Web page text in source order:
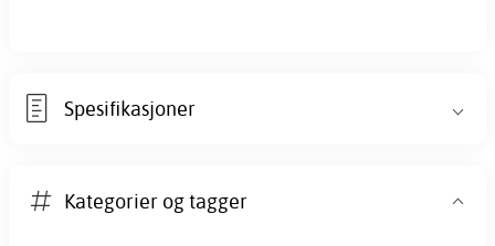
Spesifikasjoner
Kategorier og tagger